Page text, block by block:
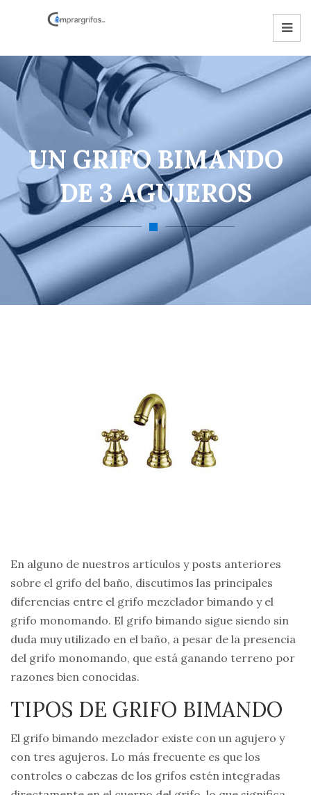
UN GRIFO BIMANDO
DE 3 AGUJEROS
En alguno de nuestros artículos y posts anteriores
sobre el grifo del baño, discutimos las principales
diferencias entre el grifo mezclador bimando y el
grifo monomando. El grifo bimando sigue siendo sin
duda muy utilizado en el baño, a pesar de la presencia
del grifo monomando, que está ganando terreno por
razones bien conocidas.
TIPOS DE GRIFO BIMANDO
El grifo bimando mezclador existe con un agujero y
con tres agujeros. Lo más frecuente es que los
controles o cabezas de los grifos estén integradas